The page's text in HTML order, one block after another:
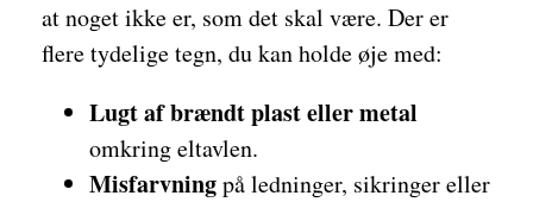
at noget ikke er, som det skal være. Der er
flere tydelige tegn, du kan holde øje med:
Lugt af brændt plast eller metal
omkring eltavlen.
Misfarvningpå ledninger, sikringer eller